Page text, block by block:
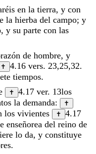
en la tierra, y con
la hierba del campo; y
, y su parte con las
de hombre, y
✝ 4.16 vers. 23,25,32.
tiempos.
✝ 4.17 ver. 13los
la demanda: ✝
los vivientes ✝
4.17
enseñorea del reino de
lo da, y constituye
.